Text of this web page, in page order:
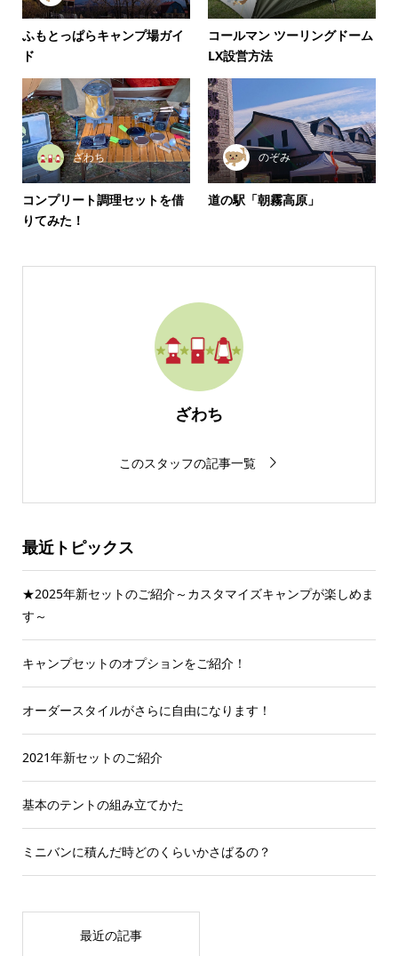
ふもとっぱらキャンプ場ガイ
ド
コールマン ツーリングドーム
LX設営方法
ざわち
コンプリート調理セットを借
りてみた！
のぞみ
道の駅「朝霧高原」
ざわち
このスタッフの記事一覧
最近トピックス
★2025年新セットのご紹介～カスタマイズキャンプが楽しめま
す～
キャンプセットのオプションをご紹介！
オーダースタイルがさらに自由になります！
2021年新セットのご紹介
基本のテントの組み立てかた
ミニバンに積んだ時どのくらいかさばるの？
最近の記事